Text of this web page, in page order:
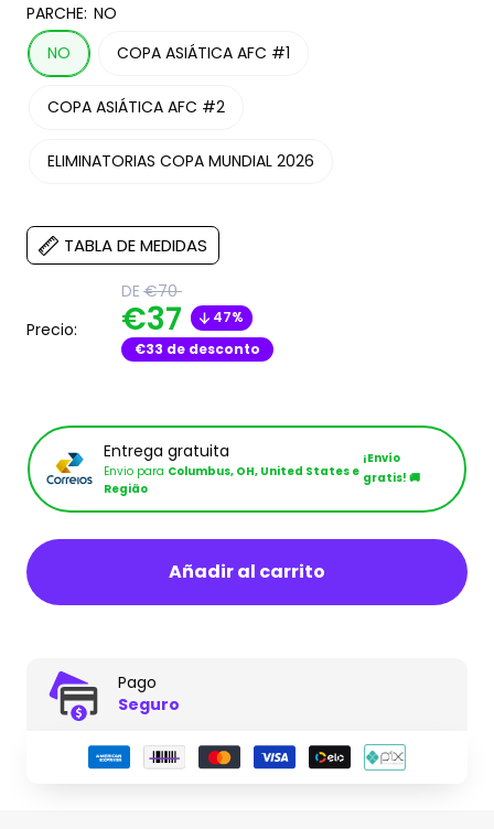
PARCHE: NO
NO
COPA ASIÁTICA AFC #1
COPA ASIÁTICA AFC #2
ELIMINATORIAS COPA MUNDIAL 2026
TABLA DE MEDIDAS
Precio:
DETranslation
missing:
es.product.general.regular_price
€70
Translation
missing:
€37
47%
€33 de desconto
Entrega gratuita
Envio para Columbus, OH, United States e
Região
¡Envío
gratis! 🚚
Añadir al carrito
Pago
Seguro